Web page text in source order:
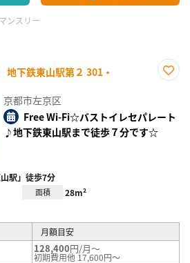
ンスリー
下鉄東山駅第２ 301・
録
京都市左京区
Free Wi-Fi☆バストイレセパレート
♪地下鉄東山駅まで徒歩７分です☆
駅」徒歩7分
面積 28m²
月額目安
128,400円/月～
初期費用他 17,600円～